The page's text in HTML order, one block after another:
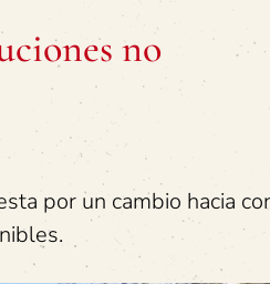
no
por un cambio hacia